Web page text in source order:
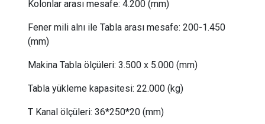
Kolonlar arası mesafe: 4.200 (mm)
Fener mili alnı ile Tabla arası mesafe: 200-1.450
(mm)
Makina Tabla ölçüleri: 3.500 x 5.000 (mm)
Tabla yükleme kapasitesi: 22.000 (kg)
T Kanal ölçüleri: 36*250*20 (mm)